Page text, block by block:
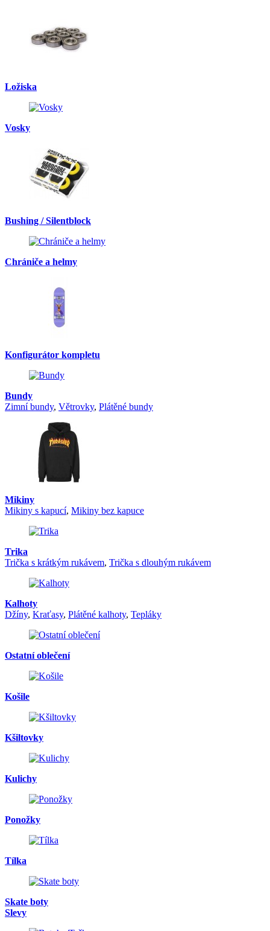
Ložiska
Vosky
Bushing / Silentblock
Chrániče a helmy
Konfigurátor kompletu
Bundy
Zimní bundy, Větrovky, Plátěné bundy
Mikiny
Mikiny s kapucí, Mikiny bez kapuce
Trika
Trička s krátkým rukávem, Trička s dlouhým rukávem
Kalhoty
Džíny, Kraťasy, Plátěné kalhoty, Tepláky
Ostatní oblečení
Košile
Kšiltovky
Kulichy
Ponožky
Tílka
Skate boty
Slevy